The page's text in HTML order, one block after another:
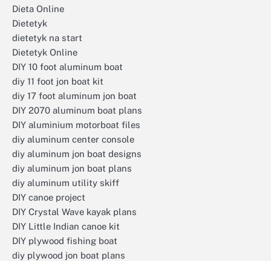
Dieta Online
Dietetyk
dietetyk na start
Dietetyk Online
DIY 10 foot aluminum boat
diy 11 foot jon boat kit
diy 17 foot aluminum jon boat
DIY 2070 aluminum boat plans
DIY aluminium motorboat files
diy aluminum center console
diy aluminum jon boat designs
diy aluminum jon boat plans
diy aluminum utility skiff
DIY canoe project
DIY Crystal Wave kayak plans
DIY Little Indian canoe kit
DIY plywood fishing boat
diy plywood jon boat plans